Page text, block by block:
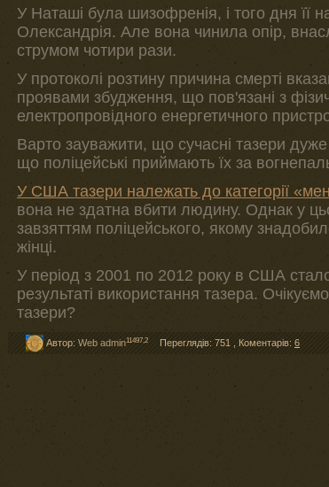
У Наташі була шизофренія, і того дня її
Олександрія. Але вона чинила опір,
струмом чотири рази.
У протоколі розтину причина смерті
проявами збудження, що пов'язані з
електропровідного енергетичного
Варто зауважити, що сучасні тазери дуже
що поліцейські приймають їх за
У США тазери належать до категорії
вона не здатна вбити людину. Однак у
завзяттям поліцейського, якому
жінці.
У період з 2001 по 2012 року в США
результаті використання тазера.
тазери?
Автор: Web admin11497,2 Переглядів: 751 Коментарів: 6